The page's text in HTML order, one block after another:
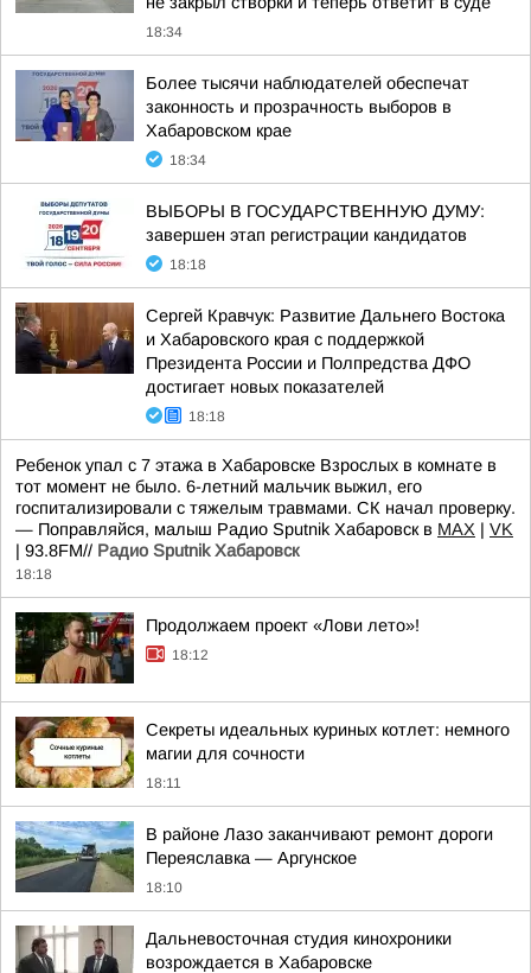
18:34
Более тысячи наблюдателей обеспечат
законность и прозрачность выборов в
Хабаровском крае
18:34
ВЫБОРЫ В ГОСУДАРСТВЕННУЮ ДУМУ:
завершен этап регистрации кандидатов
18:18
Сергей Кравчук: Развитие Дальнего Востока
и Хабаровского края с поддержкой
Президента России и Полпредства ДФО
достигает новых показателей
18:18
Ребенок упал с 7 этажа в Хабаровске Взрослых в комнате в
тот момент не было. 6-летний мальчик выжил, его
госпитализировали с тяжелым травмами. СК начал проверку.
— Поправляйся, малыш Радио Sputnik Хабаровск в MAX | VK
| 93.8FM// Радио Sputnik Хабаровск
18:18
Продолжаем проект «Лови лето»!
18:12
Секреты идеальных куриных котлет: немного
магии для сочности
18:11
В районе Лазо заканчивают ремонт дороги
Переяславка — Аргунское
18:10
Дальневосточная студия кинохроники
возрождается в Хабаровске